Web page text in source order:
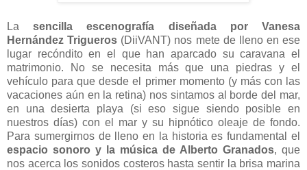
Lasencilla escenografía diseñada por Vanesa
Hernández Trigueros (DiiVANT) nos mete de lleno en ese
lugar recóndito en el que han aparcado su caravana el
matrimonio. No se necesita más que una piedras y el
vehículo para que desde el primer momento (y más con las
vacaciones aún en la retina) nos sintamos al borde del mar,
en una desierta playa (si eso sigue siendo posible en
nuestros días) con el mar y su hipnótico oleaje de fondo.
Para sumergirnos de lleno en la historia es fundamental el
espacio sonoro y la música de Alberto Granados, que
nos acerca los sonidos costeros hasta sentir la brisa marina